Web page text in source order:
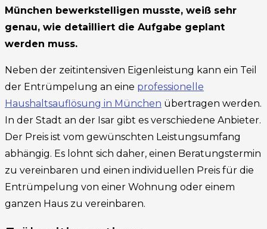
München bewerkstelligen musste, weiß sehr
genau, wie detailliert die Aufgabe geplant
werden muss.
Neben der zeitintensiven Eigenleistung kann ein Teil
der Entrümpelung an eine professionelle
Haushaltsauflösung in München übertragen werden.
In der Stadt an der Isar gibt es verschiedene Anbieter.
Der Preis ist vom gewünschten Leistungsumfang
abhängig. Es lohnt sich daher, einen Beratungstermin
zu vereinbaren und einen individuellen Preis für die
Entrümpelung von einer Wohnung oder einem
ganzen Haus zu vereinbaren.